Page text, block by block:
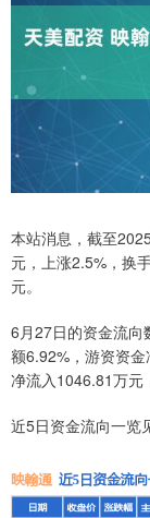
本站消息，截至
元，上涨2.5%，换
元。
6月27日的资金流向
额6.92%，游资资
净流入1046.81万元
近5日资金流向一览